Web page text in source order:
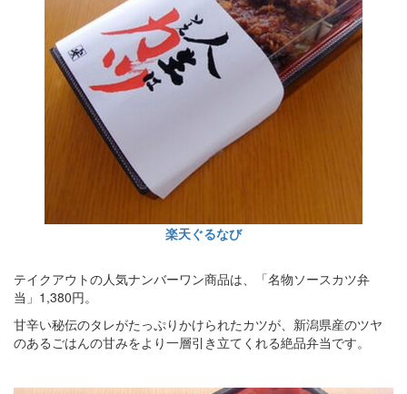
楽天ぐるなび
テイクアウトの人気ナンバーワン商品は、「名物ソースカツ弁
当」1,380円。
甘辛い秘伝のタレがたっぷりかけられたカツが、新潟県産のツヤ
のあるごはんの甘みをより一層引き立てくれる絶品弁当です。